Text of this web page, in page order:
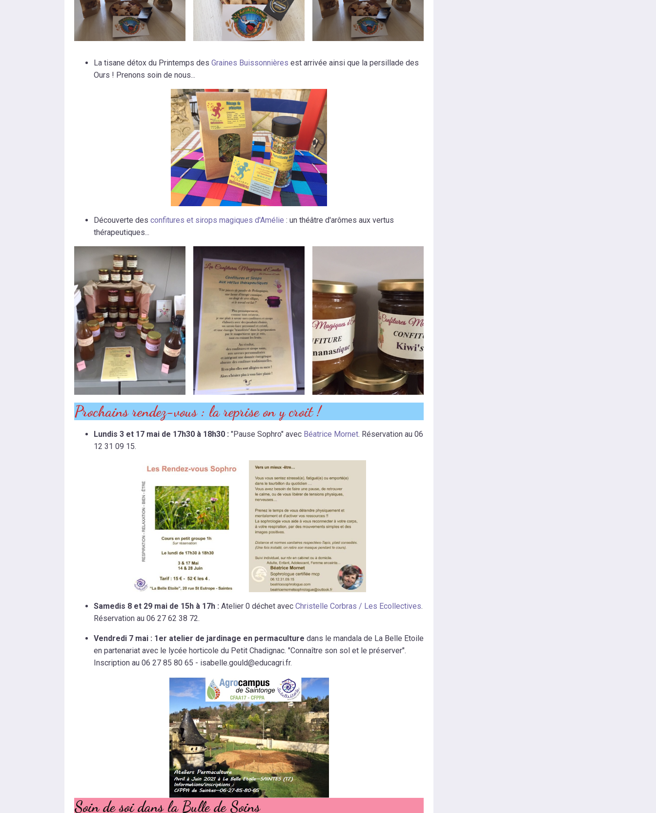
La tisane détox du Printemps des Graines Buissonnières est arrivée ainsi que la persillade des
Ours ! Prenons soin de nous...
Découverte des confitures et sirops magiques d'Amélie : un théâtre d'arômes aux vertus
thérapeutiques...
Prochains rendez-vous : la reprise on y croit !
Lundis 3 et 17 mai de 17h30 à 18h30 : "Pause Sophro" avec Béatrice Mornet. Réservation au 06
12 31 09 15.
Samedis 8 et 29 mai de 15h à 17h : Atelier 0 déchet avec Christelle Corbras / Les Ecollectives.
Réservation au 06 27 62 38 72.
Vendredi 7 mai : 1er atelier de jardinage en permaculture dans le mandala de La Belle Etoile
en partenariat avec le lycée horticole du Petit Chadignac. "Connaître son sol et le préserver".
Inscription au 06 27 85 80 65 - isabelle.gould@educagri.fr.
Soin de soi dans la Bulle de Soins